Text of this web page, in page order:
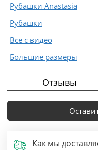
Рубашки Anastasia
Рубашки
Все с видео
Большие размеры
Отзывы
Как мы